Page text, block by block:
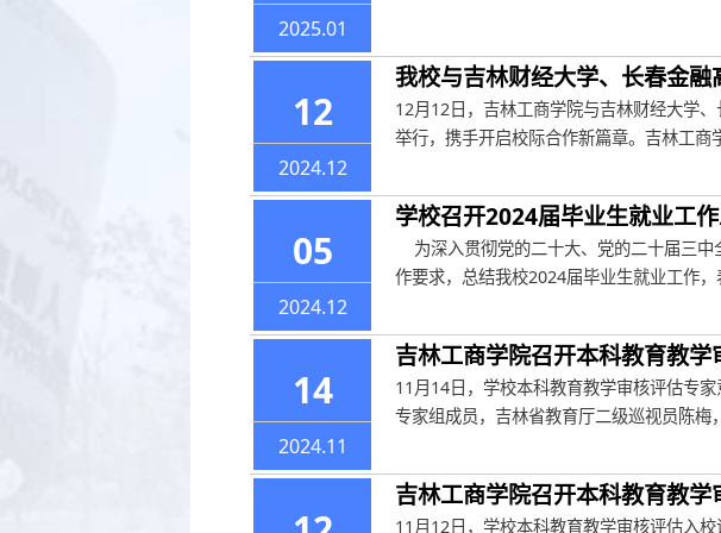
2025.01
12
2024.12
我校与吉林财经大学、长春金
12月12日，吉林工商学院与吉林财经大学
举行，携手开启校际合作新篇章。吉林工商
05
2024.12
学校召开2024届毕业生就业工
为深入贯彻党的二十大、党的二十届三中
作要求，总结我校2024届毕业生就业工作
14
2024.11
吉林工商学院召开本科教育教
11月14日，学校本科教育教学审核评估专
专家组成员，吉林省教育厅二级巡视员陈
吉林工商学院召开本科教育教
11月12日，学校本科教育教学审核评估入